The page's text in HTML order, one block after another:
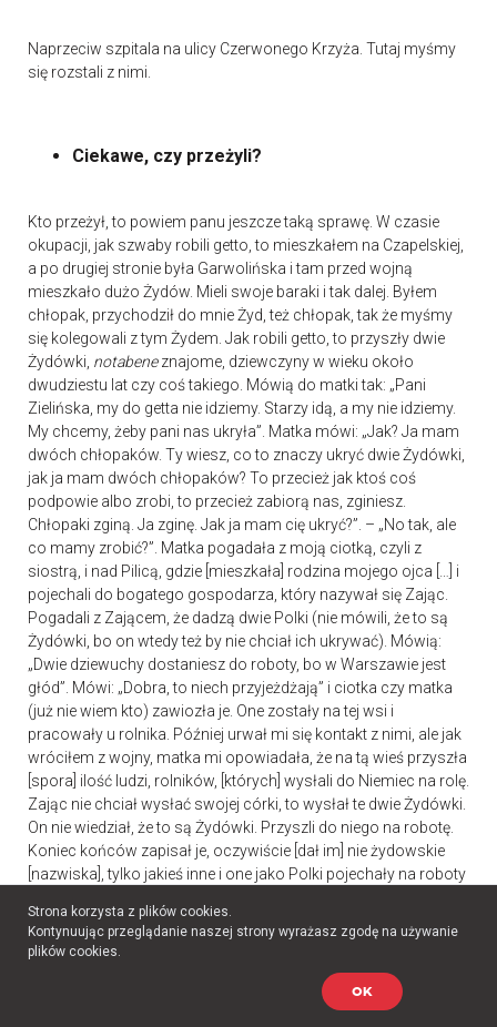
Naprzeciw szpitala na ulicy Czerwonego Krzyża. Tutaj myśmy
się rozstali z nimi.
Ciekawe, czy przeżyli?
Kto przeżył, to powiem panu jeszcze taką sprawę. W czasie
okupacji, jak szwaby robili getto, to mieszkałem na Czapelskiej,
a po drugiej stronie była Garwolińska i tam przed wojną
mieszkało dużo Żydów. Mieli swoje baraki i tak dalej. Byłem
chłopak, przychodził do mnie Żyd, też chłopak, tak że myśmy
się kolegowali z tym Żydem. Jak robili getto, to przyszły dwie
Żydówki, notabeneznajome, dziewczyny w wieku około
dwudziestu lat czy coś takiego. Mówią do matki tak: „Pani
Zielińska, my do getta nie idziemy. Starzy idą, a my nie idziemy.
My chcemy, żeby pani nas ukryła”. Matka mówi: „Jak? Ja mam
dwóch chłopaków. Ty wiesz, co to znaczy ukryć dwie Żydówki,
jak ja mam dwóch chłopaków? To przecież jak ktoś coś
podpowie albo zrobi, to przecież zabiorą nas, zginiesz.
Chłopaki zginą. Ja zginę. Jak ja mam cię ukryć?”. – „No tak, ale
co mamy zrobić?”. Matka pogadała z moją ciotką, czyli z
siostrą, i nad Pilicą, gdzie [mieszkała] rodzina mojego ojca […] i
pojechali do bogatego gospodarza, który nazywał się Zając.
Pogadali z Zającem, że dadzą dwie Polki (nie mówili, że to są
Żydówki, bo on wtedy też by nie chciał ich ukrywać). Mówią:
„Dwie dziewuchy dostaniesz do roboty, bo w Warszawie jest
głód”. Mówi: „Dobra, to niech przyjeżdżają” i ciotka czy matka
(już nie wiem kto) zawiozła je. One zostały na tej wsi i
pracowały u rolnika. Później urwał mi się kontakt z nimi, ale jak
wróciłem z wojny, matka mi opowiadała, że na tą wieś przyszła
[spora] ilość ludzi, rolników, [których] wysłali do Niemiec na rolę.
Zając nie chciał wysłać swojej córki, to wysłał te dwie Żydówki.
On nie wiedział, że to są Żydówki. Przyszli do niego na robotę.
Koniec końców zapisał je, oczywiście [dał im] nie żydowskie
[nazwiska], tylko jakieś inne i one jako Polki pojechały na roboty
matki. Mówię: „A co z tymi Żydówkami, które ty tam wysłałaś?”.
– „Wyobraź sobie, że one wróciły. Przyszły do nas do domu z
przeżyły, że to zrobiły, i tak dalej. [Kontakt] później się urwał.
Strona korzysta z plików cookies.
Kontynuując przeglądanie naszej strony wyrażasz zgodę na używanie
plików cookies.
OK